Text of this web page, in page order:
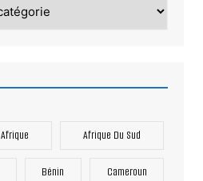
Afrique Afrique Du Sud
Bénin Cameroun